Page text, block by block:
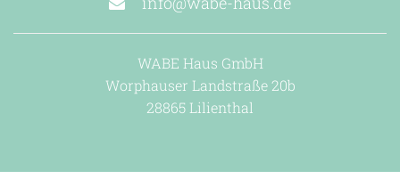
WABE Haus GmbH
Worphauser Landstraße 20b
28865 Lilienthal